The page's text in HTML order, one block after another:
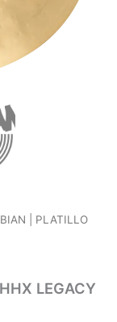
| PLATILLO
LEGACY